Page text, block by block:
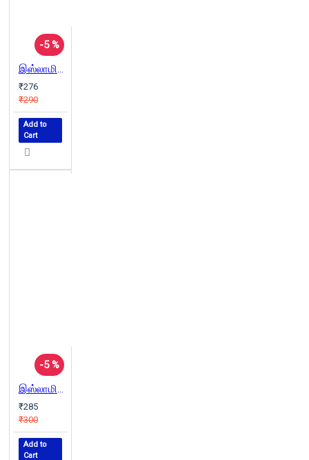
-5 %
இஸ்லாமியக் கண்ணோட்டத்தின் தனித்தன்மைகள்
₹276
₹290
Add to
Cart
-5 %
இஸ்லாமியச் சட்டவியல் ஒரு சர்வதேசப் பார்வை
₹285
₹300
Add to
Cart